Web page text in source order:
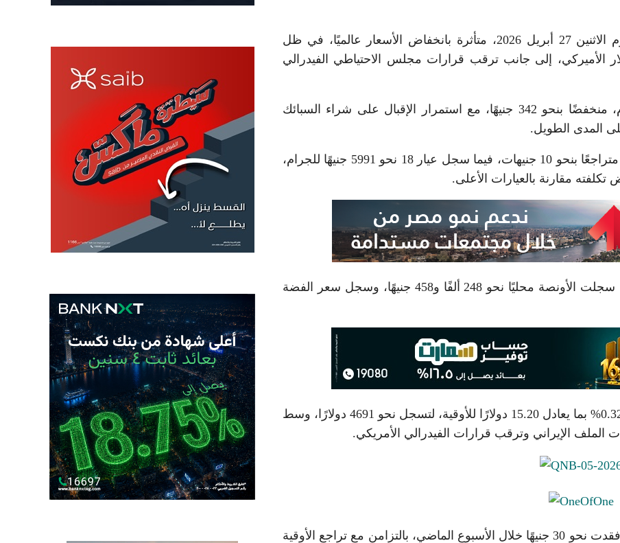
في مصر خلال تعاملات اليوم الاثنين 27 أبريل 2026، متأثرة بانخفاض الأسعار عالميًا، في ظل
الأميركي، إلى جانب ترقب قرارات مجلس الاحتياطي الفيدرالي
وسجل سعر الذهب عيار 24 نحو 7989 جنيهًا للجرام، منخفضًا بنحو 342 جنيهًا، مع استمرار الإقبال على شراء السبائك
المدى الطويل.
كما بلغ سعر الذهب عيار 21 نحو 6990 جنيهًا للجرام، متراجعًا بنحو 10 جنيهات، فيما سجل عيار 18 نحو 5991 جنيهًا للجرام،
مقارنة بالعيارات الأعلى.
وبلغ سعر الجنيه الذهب نحو 55 ألفًا و920 جنيهًا، فيما سجلت الأونصة محليًا نحو 248 ألفًا و458 جنيهًا، وسجل سعر الفضة
وعلى الصعيد العالمي، تراجعت أسعار الذهب بنسبة 0.32% بما يعادل 15.20 دولارًا للأوقية، لتسجل نحو 4691 دولارًا، وسط
الملف الإيراني وترقب قرارات الفيدرالي الأمريكي.
وأشار تقرير «مرصد الذهب» إلى أن السوق المحلية فقدت نحو 30 جنيهًا خلال الأسبوع الماضي، بالتزامن مع تراجع الأوقية